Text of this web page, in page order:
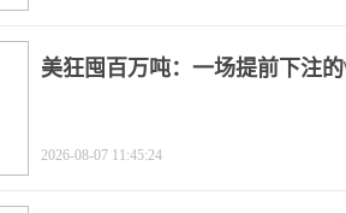
美狂囤百万吨：一场提前下注
2026-08-07 11:45:24